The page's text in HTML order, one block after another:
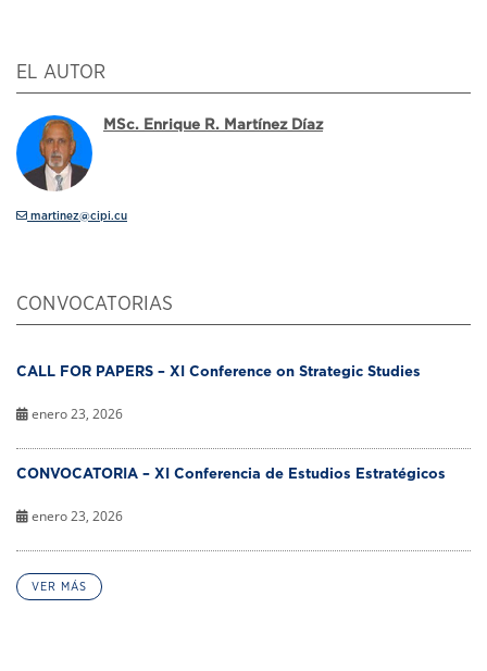
EL AUTOR
MSc. Enrique R. Martínez Díaz
martinez@cipi.cu
CONVOCATORIAS
CALL FOR PAPERS – XI Conference on Strategic Studies
enero 23, 2026
CONVOCATORIA – XI Conferencia de Estudios Estratégicos
enero 23, 2026
VER MÁS